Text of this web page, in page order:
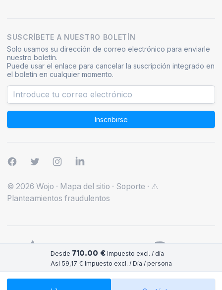
Desde 710.00 €Impuesto excl. / día
Así 59,17 € Impuesto excl. / Día / persona
SUSCRÍBETE A NUESTRO BOLETÍN
Solo usamos su dirección de correo electrónico para enviarle
nuestro boletín.
Puede usar el enlace para cancelar la suscripción integrado en
el boletín en cualquier momento.
Inscribirse
© 2026 Wojo · Mapa del sitio · Soporte · ⚠️
Planteamientos fraudulentos